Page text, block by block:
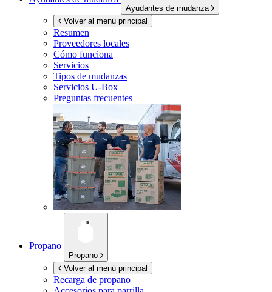
Ayudantes de mudanza
Volver al menú principal
Resumen
Proveedores locales
Cómo funciona
Servicios
Tipos de mudanzas
Servicios U-Box
Preguntas frecuentes
Propano
Propano
Volver al menú principal
Recarga de propano